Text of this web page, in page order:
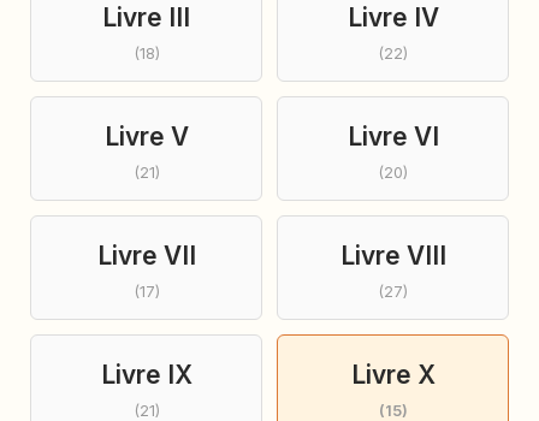
Livre III
(18)
Livre IV
(22)
Livre V
(21)
Livre VI
(20)
Livre VII
(17)
Livre VIII
(27)
Livre IX
(21)
Livre X
(15)